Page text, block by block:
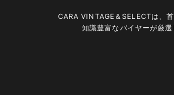
CARA VINTAGE＆SELECTは、
知識豊富なバイヤーが厳